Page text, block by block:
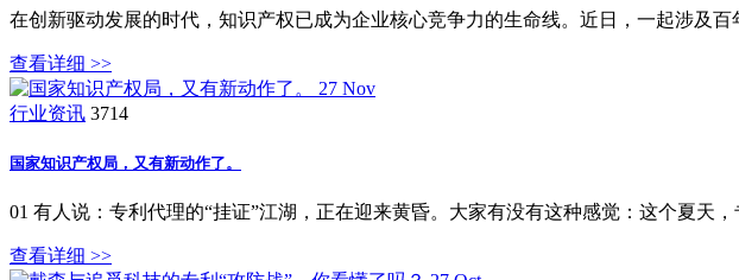
在创新驱动发展的时代，知识产权已成为企业核心竞争力的生命线。近日，一起涉及
查看详细 >>
27 Nov
行业资讯 3714
国家知识产权局，又有新动作了。
01 有人说：专利代理的“挂证”江湖，正在迎来黄昏。大家有没有这种感觉：这个夏天
查看详细 >>